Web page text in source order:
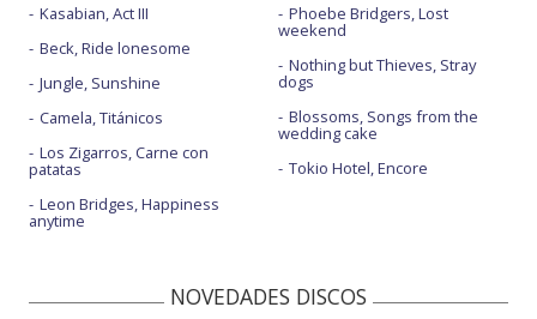
Kasabian, Act III
Beck, Ride lonesome
Jungle, Sunshine
Camela, Titánicos
Los Zigarros, Carne con
patatas
Leon Bridges, Happiness
anytime
Phoebe Bridgers, Lost
weekend
Nothing but Thieves, Stray
dogs
Blossoms, Songs from the
wedding cake
Tokio Hotel, Encore
NOVEDADES DISCOS